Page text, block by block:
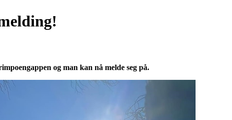
og man kan nå melde seg på.